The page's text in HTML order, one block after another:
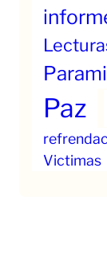
Paz
Victimas